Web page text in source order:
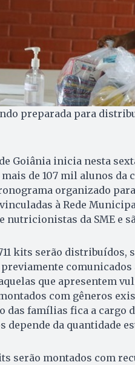
preparada para
Goiânia inicia nesta
de 107 mil alunos da
organizado
à Rede
nutricionistas da SME e
kits serão
previamente
que apresentem
com gêneros
das famílias fica a cargo
depende da quantidade
serão montados com